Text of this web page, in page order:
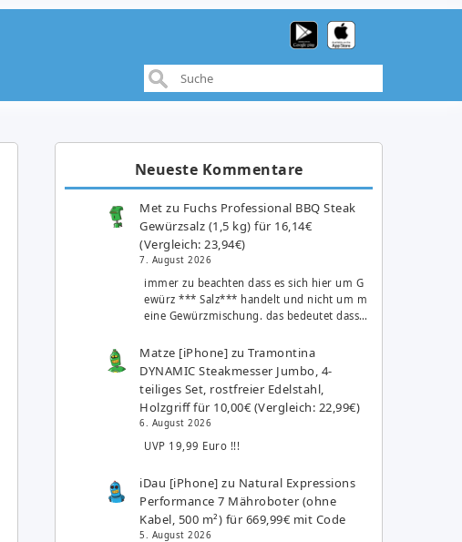
Neueste Kommentare
Met zu Fuchs Professional BBQ Steak
Gewürzsalz (1,5 kg) für 16,14€
(Vergleich: 23,94€)
7. August 2026
immer zu beachten dass es sich hier um G
ewürz *** Salz*** handelt und nicht um m
eine Gewürzmischung. das bedeutet dass…
Matze [iPhone] zuTramontina
DYNAMIC Steakmesser Jumbo, 4-
teiliges Set, rostfreier Edelstahl,
Holzgriff für 10,00€ (Vergleich: 22,99€)
6. August 2026
UVP 19,99 Euro !!!
iDau [iPhone] zu Natural Expressions
Performance 7 Mähroboter (ohne
Kabel, 500 m²) für 669,99€ mit Code
5. August 2026